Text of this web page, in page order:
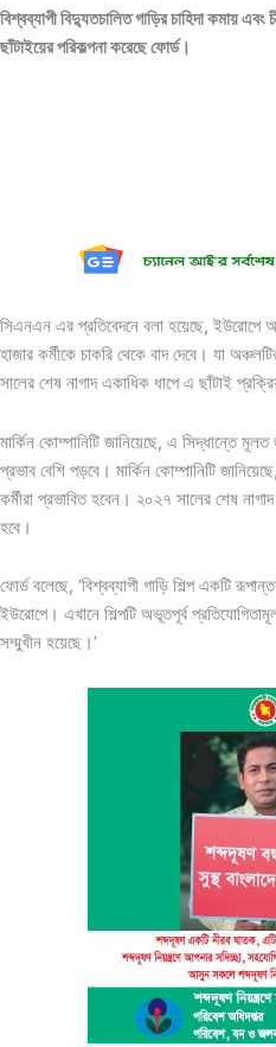
বিশ্বব্যাপী বিদ্যুতচালিত গাড়ির চাহিদা কমায় এবং
ছাঁটাইয়ের পরিকল্পনা করেছে ফোর্ড।
সিএনএন এর প্রতিবেদনে বলা হয়েছে, ইউরোপে
হাজার কর্মীকে চাকরি থেকে বাদ দেবে। যা
সালের শেষ নাগাদ একাধিক ধাপে এ ছাঁটাই
মার্কিন কোম্পানিটি জানিয়েছে, এ সিদ্ধান্তে
প্রভাব বেশি পড়বে। মার্কিন কোম্পানিটি
কর্মীরা প্রভাবিত হবেন। ২০২৭ সালের শেষ
হবে।
ফোর্ড বলেছে, ‘বিশ্বব্যাপী গাড়ি শিল্প একটি
ইউরোপে। এখানে শিল্পটি অভূতপূর্ব
সম্মুখীন হয়েছে।’